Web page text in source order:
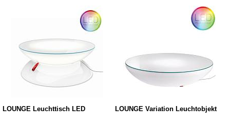
LOUNGE Leuchttisch LED LOUNGE Variation Leuchtobjekt